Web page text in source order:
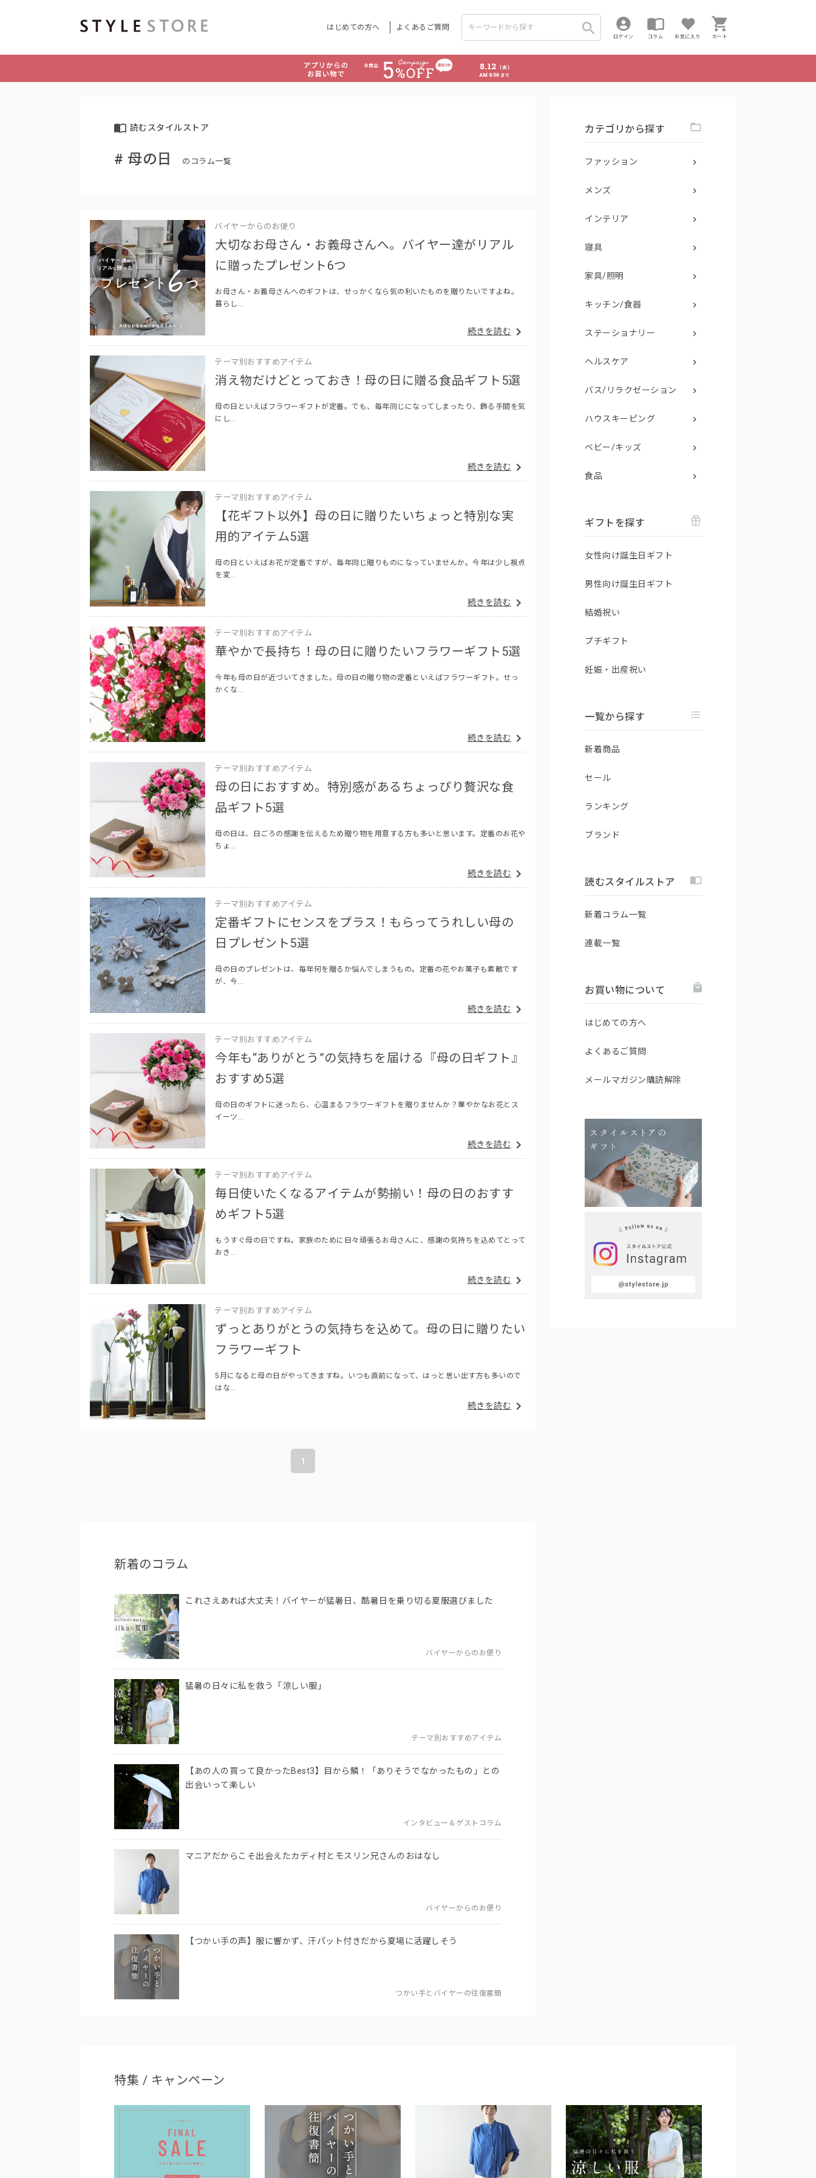
はじめての方へ よくあるご質問
ログイン コラム お気に入り カート
読むスタイルストア
# 母の日 のコラム一覧
バイヤーからのお便り
大切なお母さん・お義母さんへ。バイヤー達がリアル
に贈ったプレゼント6つ
お母さん・お義母さんへのギフトは、せっかくなら気の利いたものを贈りたいですよね。
暮らし…
続きを読む
テーマ別おすすめアイテム
消え物だけどとっておき！母の日に贈る食品ギフト5選
母の日といえばフラワーギフトが定番。でも、毎年同じになってしまったり、飾る手間を気
にし…
続きを読む
テーマ別おすすめアイテム
【花ギフト以外】母の日に贈りたいちょっと特別な実
用的アイテム5選
母の日といえばお花が定番ですが、毎年同じ贈りものになっていませんか。今年は少し視点
を変…
続きを読む
テーマ別おすすめアイテム
華やかで長持ち！母の日に贈りたいフラワーギフト5選
今年も母の日が近づいてきました。母の日の贈り物の定番といえばフラワーギフト。せっ
かくな…
続きを読む
テーマ別おすすめアイテム
母の日におすすめ。特別感があるちょっぴり贅沢な食
品ギフト5選
母の日は、日ごろの感謝を伝えるため贈り物を用意する方も多いと思います。定番のお花や
ちょ…
続きを読む
テーマ別おすすめアイテム
定番ギフトにセンスをプラス！もらってうれしい母の
日プレゼント5選
母の日のプレゼントは、毎年何を贈るか悩んでしまうもの。定番の花やお菓子も素敵です
が、今…
続きを読む
テーマ別おすすめアイテム
今年も“ありがとう”の気持ちを届ける『母の日ギフト』
おすすめ5選
母の日のギフトに迷ったら、心温まるフラワーギフトを贈りませんか？華やかなお花とス
イーツ…
続きを読む
テーマ別おすすめアイテム
毎日使いたくなるアイテムが勢揃い！母の日のおすす
めギフト5選
もうすぐ母の日ですね。家族のために日々頑張るお母さんに、感謝の気持ちを込めてとって
おき…
続きを読む
テーマ別おすすめアイテム
ずっとありがとうの気持ちを込めて。母の日に贈りたい
フラワーギフト
5月になると母の日がやってきますね。いつも直前になって、はっと思い出す方も多いので
はな…
続きを読む
1
新着のコラム
これさえあれば大丈夫！バイヤーが猛暑日、酷暑日を乗り切る夏服選びました
バイヤーからのお便り
猛暑の日々に私を救う「涼しい服」
テーマ別おすすめアイテム
【あの人の買って良かったBest3】目から鱗！「ありそうでなかったもの」との
出会いって楽しい
インタビュー＆ゲストコラム
マニアだからこそ出会えたカディ村とモスリン兄さんのおはなし
バイヤーからのお便り
【つかい手の声】服に響かず、汗パット付きだから夏場に活躍しそう
つかい手とバイヤーの往復書簡
カテゴリから探す
ファッション
メンズ
インテリア
寝具
家具/照明
キッチン/食器
ステーショナリー
ヘルスケア
バス/リラクゼーション
ハウスキーピング
ベビー/キッズ
食品
ギフトを探す
女性向け誕生日ギフト
男性向け誕生日ギフト
結婚祝い
プチギフト
妊娠・出産祝い
一覧から探す
新着商品
セール
ランキング
ブランド
読むスタイルストア
新着コラム一覧
連載一覧
お買い物について
はじめての方へ
よくあるご質問
メールマガジン購読解除
特集 / キャンペーン